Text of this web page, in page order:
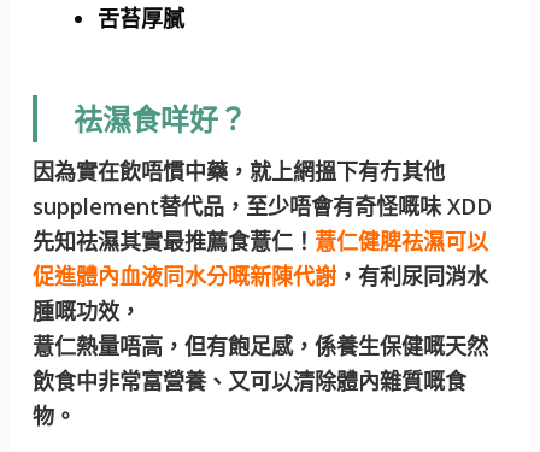
舌苔厚膩
祛濕食咩好？
因為實在飲唔慣中藥，就上網搵下有冇其他
supplement替代品，至少唔會有奇怪嘅味 XDD
先知祛濕其實最推薦食薏仁！ 薏仁健脾祛濕可以
促進體內血液同水分嘅新陳代謝 ，有利尿同消水
腫嘅功效，
薏仁熱量唔高，但有飽足感，係養生保健嘅天然
飲食中非常富營養、又可以清除體內雜質嘅食
物。